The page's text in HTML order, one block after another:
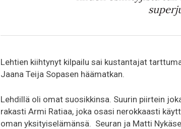
Lehtien kiihtynyt kilpailu sai kustantajat
Jaana Teija Sopasen häämatkan.
Lehdillä oli omat suosikkinsa. Suurin piirtein
rakasti Armi Ratiaa, joka osasi nerokkaasti
oman yksityiselämänsä. Seuran ja Matti